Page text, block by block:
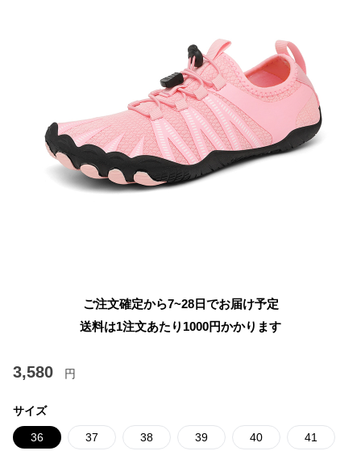
ご注文確定から7~28日でお届け予定
送料は1注文あたり 1000円かかります
3,580 円
サイズ
36 37 38 39 40 41